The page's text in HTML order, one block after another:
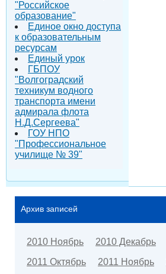
"Российское
образование"
Единое окно доступа
к образовательным
ресурсам
Единый урок
ГБПОУ
"Волгоградский
техникум водного
транспорта имени
адмирала флота
Н.Д.Сергеева"
ГОУ НПО
"Профессиональное
училище № 39"
Архив записей
2010 Ноябрь 2010 Декабрь
2011 Октябрь
2011 Ноябрь